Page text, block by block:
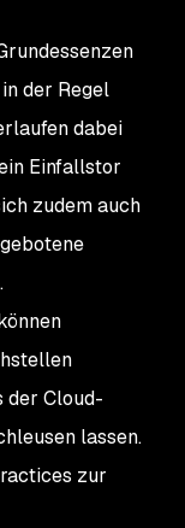
der Regel
dabei
Einfallstor
zudem auch
der Cloud-
lassen.
zur